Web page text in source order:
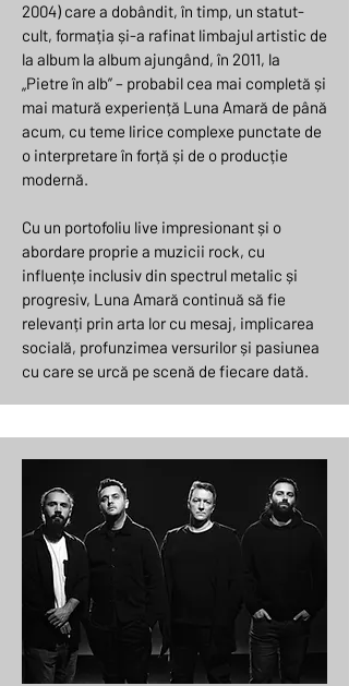
2004) care a dobândit, în timp, un statut-
cult, formația și-a rafinat limbajul artistic de
la album la album ajungând, în 2011, la
„Pietre în alb” – probabil cea mai completă și
mai matură experiență Luna Amară de până
acum, cu teme lirice complexe punctate de
o interpretare în forță și de o producție
modernă.
Cu un portofoliu live impresionant și o
abordare proprie a muzicii rock, cu
influențe inclusiv din spectrul metalic și
progresiv, Luna Amară continuă să fie
relevanți prin arta lor cu mesaj, implicarea
socială, profunzimea versurilor și pasiunea
cu care se urcă pe scenă de fiecare dată.